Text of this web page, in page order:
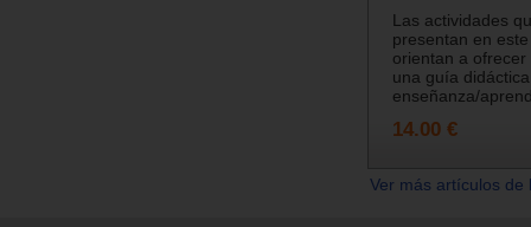
Las actividades
presentan en
orientan a
una guía
enseñanza/
14.00 €
Ver más artículos